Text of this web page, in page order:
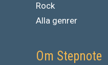
Rock
Alla genrer
Om Stepnote